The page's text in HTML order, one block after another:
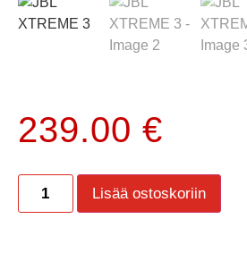
239.00 €
Lisää ostoskoriin